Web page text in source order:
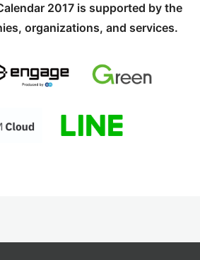
2017 is supported by the
organizations, and services.